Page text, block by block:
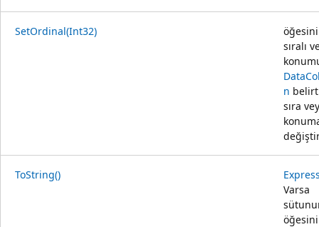
SetOrdinal(Int32)
sıralı
n
sıra
ToString()
Varsa
öğesini